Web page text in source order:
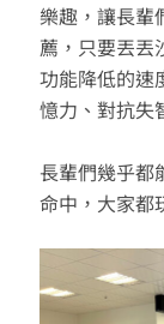
樂趣，讓長輩
薦，只要丟丟
功能降低的速
憶力、對抗失
長輩們幾乎都
命中，大家都